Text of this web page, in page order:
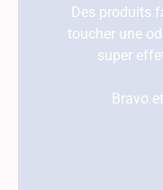
Des produits
toucher une
super
Bravo